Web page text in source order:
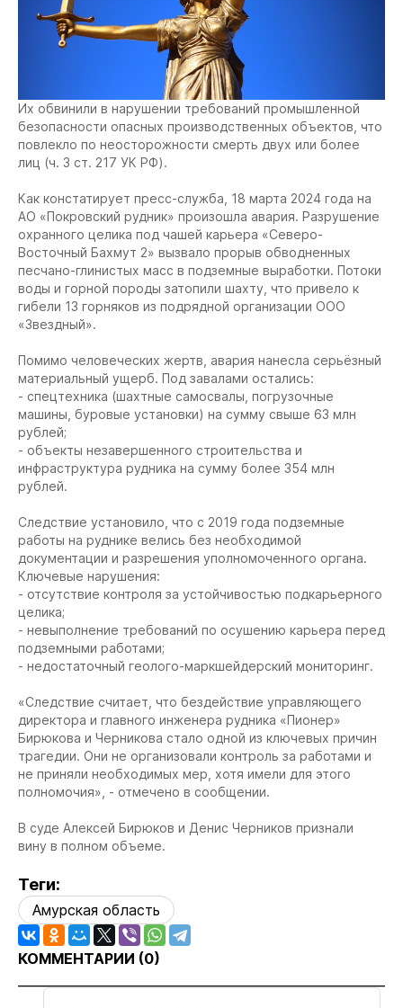
Их обвинили в нарушении требований промышленной
безопасности опасных производственных объектов, что
повлекло по неосторожности смерть двух или более
лиц (ч. 3 ст. 217 УК РФ).
Как констатирует пресс-служба, 18 марта 2024 года на
АО «Покровский рудник» произошла авария. Разрушение
охранного целика под чашей карьера «Северо-
Восточный Бахмут 2» вызвало прорыв обводненных
песчано-глинистых масс в подземные выработки. Потоки
воды и горной породы затопили шахту, что привело к
гибели 13 горняков из подрядной организации ООО
«Звездный».
Помимо человеческих жертв, авария нанесла серьёзный
материальный ущерб. Под завалами остались:
- спецтехника (шахтные самосвалы, погрузочные
машины, буровые установки) на сумму свыше 63 млн
рублей;
- объекты незавершенного строительства и
инфраструктура рудника на сумму более 354 млн
рублей.
Следствие установило, что с 2019 года подземные
работы на руднике велись без необходимой
документации и разрешения уполномоченного органа.
Ключевые нарушения:
- отсутствие контроля за устойчивостью подкарьерного
целика;
- невыполнение требований по осушению карьера перед
подземными работами;
- недостаточный геолого-маркшейдерский мониторинг.
«Следствие считает, что бездействие управляющего
директора и главного инженера рудника «Пионер»
Бирюкова и Черникова стало одной из ключевых причин
трагедии. Они не организовали контроль за работами и
не приняли необходимых мер, хотя имели для этого
полномочия», - отмечено в сообщении.
В суде Алексей Бирюков и Денис Черников признали
вину в полном объеме.
Теги:
Амурская область
КОММЕНТАРИИ (0)